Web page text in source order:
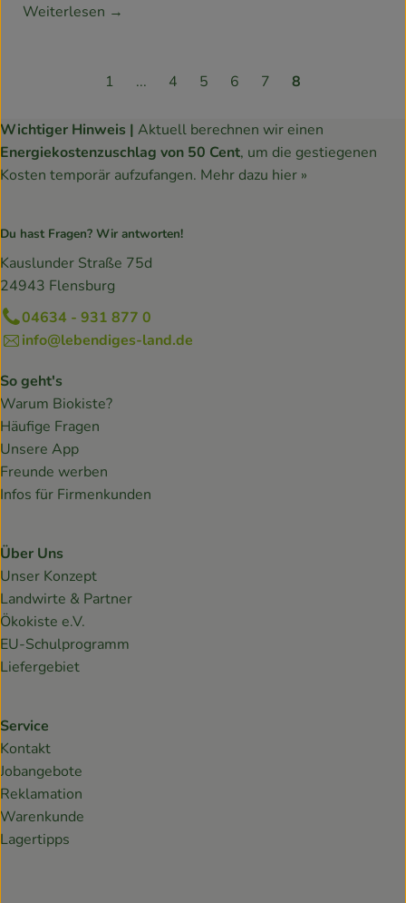
Weiterlesen →
1 ... 4 5 6 7 8
Wichtiger Hinweis | Aktuell berechnen wir einen
Energiekostenzuschlag von 50 Cent, um die gestiegenen
Kosten temporär aufzufangen. Mehr dazu hier »
Du hast Fragen? Wir antworten!
Kauslunder Straße 75d
24943 Flensburg
04634 - 931 877 0
info@lebendiges-land.de
So geht's
Warum Biokiste?
Häufige Fragen
Unsere App
Freunde werben
Infos für Firmenkunden
Über Uns
Unser Konzept
Landwirte & Partner
Ökokiste e.V.
EU-Schulprogramm
Liefergebiet
Service
Kontakt
Jobangebote
Reklamation
Warenkunde
Lagertipps